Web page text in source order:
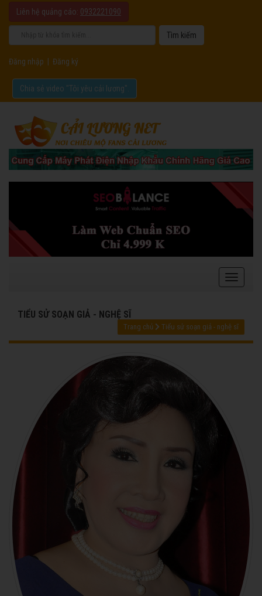
Liên hệ quảng cáo: 0932221090
Đăng nhập Đăng ký
Chia sẻ video "Tôi yêu cải lương".
TIỂU SỬ SOẠN GIẢ - NGHỆ SĨ
Trang chủ Tiểu sử soạn giả - nghệ sĩ